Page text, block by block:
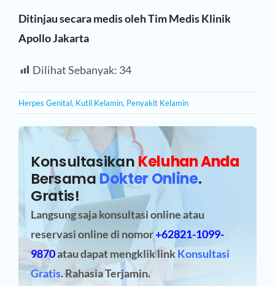
Ditinjau secara medis oleh Tim Medis Klinik
Apollo Jakarta
Dilihat Sebanyak: 34
Herpes Genital, Kutil Kelamin, Penyakit Kelamin
Konsultasikan Keluhan Anda
BersamaDokter Online.
Gratis!
Langsung saja konsultasi online atau
reservasi onlinedi nomor+62821-1099-
9870atau dapat mengklik linkKonsultasi
Gratis. Rahasia Terjamin.